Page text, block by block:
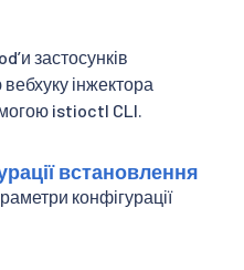
застосунків
інжектора
istioctl CLI.
встановлення
конфігурації